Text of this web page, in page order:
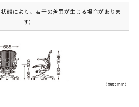
状態により、若干の差異が生じる場合がありま
す）